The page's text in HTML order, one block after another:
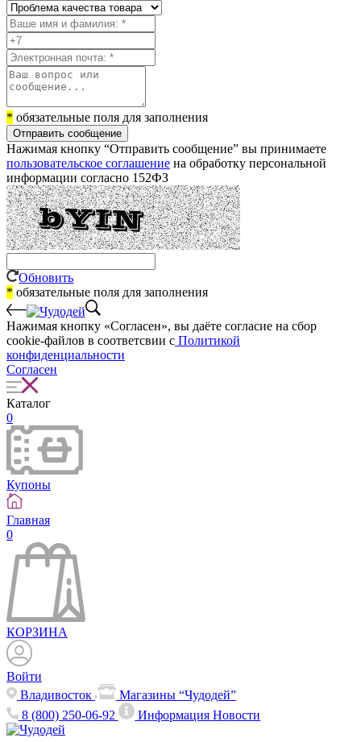
* обязательные поля для заполнения
Отправить сообщение
Нажимая кнопку “Отправить сообщение” вы принимаете
пользовательское соглашение на обработку персональной
информации согласно 152ФЗ
Обновить
* обязательные поля для заполнения
Нажимая кнопку «Согласен», вы даёте cогласие на сбор
cookie-файлов в соответсвии с Политикой
конфиденциальности
Согласен
Каталог
0
Купоны
Главная
0
КОРЗИНА
Войти
Владивосток
Магазины “Чудодей”
8 (800) 250-06-92
ИнформацияНовости